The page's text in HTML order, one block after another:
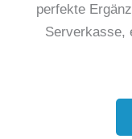
perfekte
Serverkasse,